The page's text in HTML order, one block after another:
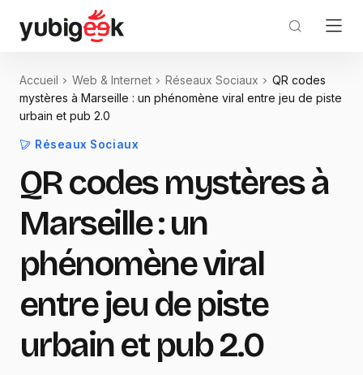
Accueil Web & Internet Réseaux Sociaux
QR codes
mystères à Marseille : un phénomène viral entre jeu de piste
urbain et pub 2.0
Réseaux Sociaux
QR codes mystères à
Marseille : un
phénomène viral
entre jeu de piste
urbain et pub 2.0